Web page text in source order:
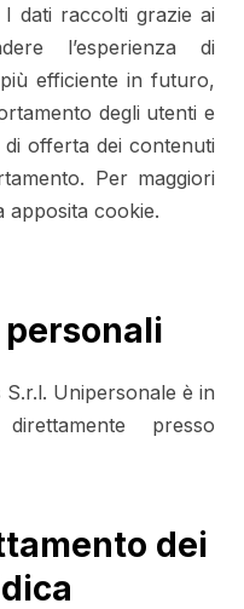
dati raccolti grazie ai
l’esperienza di
efficiente in futuro,
degli utenti e
offerta dei contenuti
Per maggiori
apposita cookie.
Unipersonale è in
presso
dei